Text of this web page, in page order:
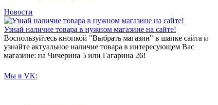
Новости
Узнай наличие товара в нужном магазине на сайте!
Воспользуйтесь кнопкой "Выбрать магазин" в шапке сайта и
узнайте актуальное наличие товара в интересующем Вас
магазине: на Чичерина 5 или Гагарина 26!
Мы в VK: